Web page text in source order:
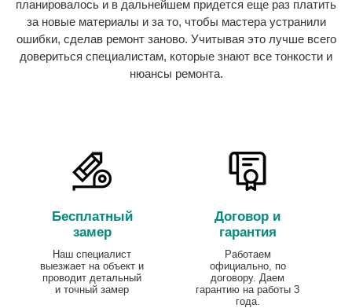
планировалось и в дальнейшем придется еще раз платить
за новые материалы и за то, чтобы мастера устранили
ошибки, сделав ремонт заново. Учитывая это лучше всего
довериться специалистам, которые знают все тонкости и
нюансы ремонта.
Бесплатный
замер
Наш специалист
выезжает на объект и
проводит детальный
и точный замер
Договор и
гарантия
Работаем
официально, по
договору. Даем
гарантию на работы 3
года.